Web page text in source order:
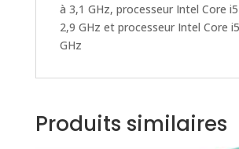
à 3,1 GHz, processeur Intel Core
2,9 GHz et processeur Intel Core
GHz
Produits similaires